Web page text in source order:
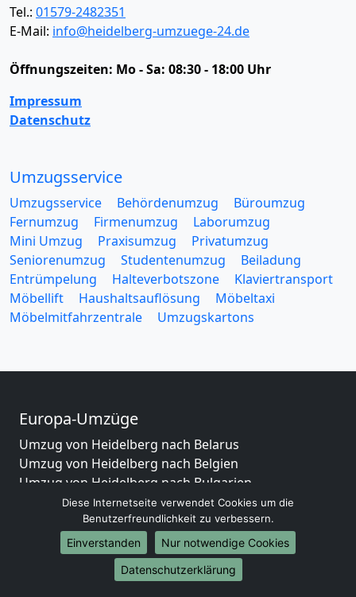
Tel.: 01579-2482351
E-Mail: info@heidelberg-umzuege-24.de
Öffnungszeiten: Mo - Sa: 08:30 - 18:00 Uhr
Impressum
Datenschutz
Umzugsservice
Umzugsservice Behördenumzug
Büroumzug
Fernumzug
Firmenumzug
Laborumzug
Mini Umzug
Praxisumzug
Privatumzug
Seniorenumzug
Studentenumzug
Beiladung
Entrümpelung
Halteverbotszone
Klaviertransport
Möbellift
Haushaltsauflösung
Möbeltaxi
Möbelmitfahrzentrale
Umzugskartons
Europa-Umzüge
Umzug von Heidelberg nach Belarus
Umzug von Heidelberg nach Belgien
Umzug von Heidelberg nach Bulgarien
Umzug von Heidelberg nach Dänemark
Umzug von Heidelberg nach England
Umzug von Heidelberg nach Portugal
Umzug von Heidelberg nach Bosnien
und Herzegowina
Diese Internetseite verwendet Cookies um die
Benutzerfreundlichkeit zu verbessern.
Einverstanden
Nur notwendige Cookies
Datenschutzerklärung